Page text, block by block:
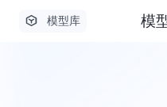
模型库 模